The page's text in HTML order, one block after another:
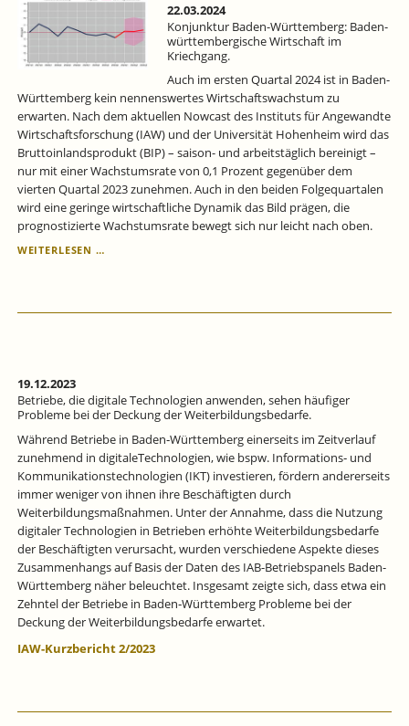
22.03.2024
Konjunktur Baden-Württemberg: Baden-
württembergische Wirtschaft im
Kriechgang.
Auch im ersten Quartal 2024 ist in Baden-
Württemberg kein nennenswertes Wirtschaftswachstum zu
erwarten. Nach dem aktuellen Nowcast des Instituts für Angewandte
Wirtschaftsforschung (IAW) und der Universität Hohenheim wird das
Bruttoinlandsprodukt (BIP) – saison- und arbeitstäglich bereinigt –
nur mit einer Wachstumsrate von 0,1 Prozent gegenüber dem
vierten Quartal 2023 zunehmen. Auch in den beiden Folgequartalen
wird eine geringe wirtschaftliche Dynamik das Bild prägen, die
prognostizierte Wachstumsrate bewegt sich nur leicht nach oben.
WEITERLESEN …
WÜRTTEMBERGISCHE
19.12.2023
Betriebe, die digitale Technologien anwenden, sehen häufiger
Probleme bei der Deckung der Weiterbildungsbedarfe.
Während Betriebe in Baden‐Württemberg einerseits im Zeitverlauf
zunehmend in digitaleTechnologien, wie bspw. Informations‐ und
Kommunikationstechnologien (IKT) investieren, fördern andererseits
immer weniger von ihnen ihre Beschäftigten durch
Weiterbildungsmaßnahmen. Unter der Annahme, dass die Nutzung
digitaler Technologien in Betrieben erhöhte Weiterbildungsbedarfe
der Beschäftigten verursacht, wurden verschiedene Aspekte dieses
Zusammenhangs auf Basis der Daten des IAB-Betriebspanels Baden-
Württemberg näher beleuchtet. Insgesamt zeigte sich, dass etwa ein
Zehntel der Betriebe in Baden‐Württemberg Probleme bei der
Deckung der Weiterbildungsbedarfe erwartet.
IAW-Kurzbericht 2/2023